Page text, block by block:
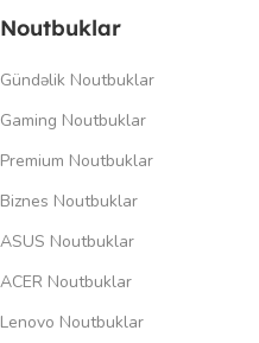
Noutbuklar
Gündəlik Noutbuklar
Gaming Noutbuklar
Premium Noutbuklar
Biznes Noutbuklar
ASUS Noutbuklar
ACER Noutbuklar
Lenovo Noutbuklar